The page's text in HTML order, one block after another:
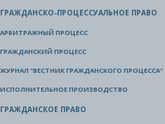
ГРАЖДАНСКО-ПРОЦЕССУАЛЬНОЕ ПРАВО
АРБИТРАЖНЫЙ ПРОЦЕСС
ГРАЖДАНСКИЙ ПРОЦЕСС
ЖУРНАЛ "ВЕСТНИК ГРАЖДАНСКОГО ПРОЦЕССА"
ИСПОЛНИТЕЛЬНОЕ ПРОИЗВОДСТВО
ГРАЖДАНСКОЕ ПРАВО